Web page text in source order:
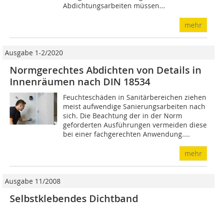
Abdichtungsarbeiten müssen...
mehr
Ausgabe 1-2/2020
Normgerechtes Abdichten von Details in
Innenräumen nach DIN 18534
Feuchteschäden in Sanitärbereichen ziehen
meist aufwendige Sanierungsarbeiten nach
sich. Die Beachtung der in der Norm
geforderten Ausführungen vermeiden diese
bei einer fachgerechten Anwendung....
mehr
Ausgabe 11/2008
Selbstklebendes Dichtband